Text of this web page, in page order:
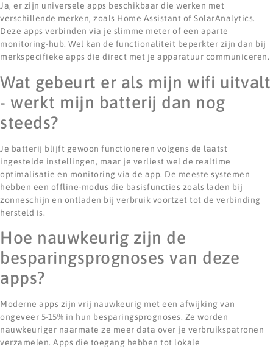
Ja, er zijn universele apps beschikbaar die werken met
verschillende merken, zoals Home Assistant of SolarAnalytics.
Deze apps verbinden via je slimme meter of een aparte
monitoring-hub. Wel kan de functionaliteit beperkter zijn dan bij
merkspecifieke apps die direct met je apparatuur communiceren.
Wat gebeurt er als mijn wifi uitvalt
- werkt mijn batterij dan nog
steeds?
Je batterij blijft gewoon functioneren volgens de laatst
ingestelde instellingen, maar je verliest wel de realtime
optimalisatie en monitoring via de app. De meeste systemen
hebben een offline-modus die basisfuncties zoals laden bij
zonneschijn en ontladen bij verbruik voortzet tot de verbinding
hersteld is.
Hoe nauwkeurig zijn de
besparingsprognoses van deze
apps?
Moderne apps zijn vrij nauwkeurig met een afwijking van
ongeveer 5-15% in hun besparingsprognoses. Ze worden
nauwkeuriger naarmate ze meer data over je verbruikspatronen
verzamelen. Apps die toegang hebben tot lokale